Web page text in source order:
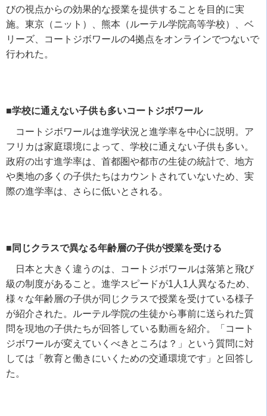
びの視点からの効果的な授業を提供することを目的に実
施。東京（ニット）、熊本（ルーテル学院高等学校）、ベ
リーズ、コートジボワールの4拠点をオンラインでつないで
行われた。
■学校に通えない子供も多いコートジボワール
コートジボワールは進学状況と進学率を中心に説明。ア
フリカは家庭環境によって、学校に通えない子供も多い。
政府の出す進学率は、首都圏や都市の生徒の統計で、地方
や奥地の多くの子供たちはカウントされていないため、実
際の進学率は、さらに低いとされる。
■同じクラスで異なる年齢層の子供が授業を受ける
日本と大きく違うのは、コートジボワールは落第と飛び
級の制度があること。進学スピードが1 人 1 人異なるため、
様々な年齢層の子供が同じクラスで授業を受けている様子
が紹介された。ルーテル学院の生徒から事前に送られた質
問を現地の子供たちが回答している動画を紹介。「コート
ジボワールが変えていくべきところは？」という質問に対
しては「教育と働きにいくための交通環境です」と回答し
た。